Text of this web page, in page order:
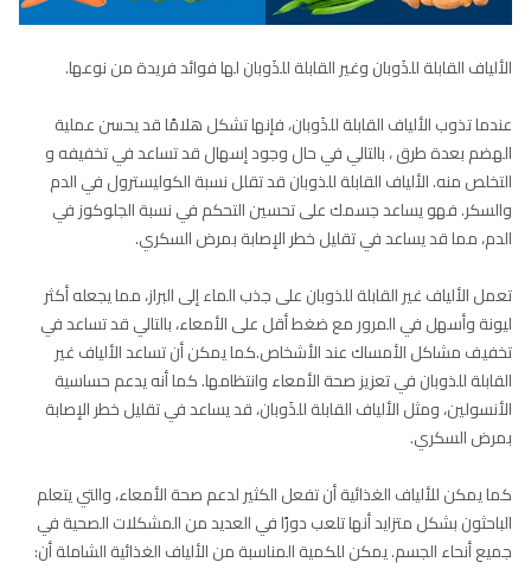
الألياف القابلة للذَوبان وغير القابلة للذَوبان لها فوائد فريدة من نوعها.
عندما تذوب الألياف القابلة للذَوبان، فإنها تشكل هلامًا قد يحسن عملية
الهضم بعدة طرق ، بالتالي في حال وجود إسهال قد تساعد في تخفيفه و
التخلص منه. الألياف القابلة للذوبان قد تقلل نسبة الكوليسترول في الدم
والسكر. فهو يساعد جسمك على تحسين التحكم في نسبة الجلوكوز في
الدم، مما قد يساعد في تقليل خطر الإصابة بمرض السكري.
تعمل الألياف غير القابلة للذوبان على جذب الماء إلى البراز، مما يجعله أكثر
ليونة وأسهل في المرور مع ضغط أقل على الأمعاء، بالتالي قد تساعد في
تخفيف مشاكل الأمساك عند الأشخاص.كما يمكن أن تساعد الألياف غير
القابلة للذوبان في تعزيز صحة الأمعاء وانتظامها. كما أنه يدعم حساسية
الأنسولين، ومثل الألياف القابلة للذَوبان، قد يساعد في تقليل خطر الإصابة
بمرض السكري.
كما يمكن للألياف الغذائية أن تفعل الكثير لدعم صحة الأمعاء، والتي يتعلم
الباحثون بشكل متزايد أنها تلعب دورًا في العديد من المشكلات الصحية في
جميع أنحاء الجسم. يمكن للكمية المناسبة من الألياف الغذائية الشاملة أن: